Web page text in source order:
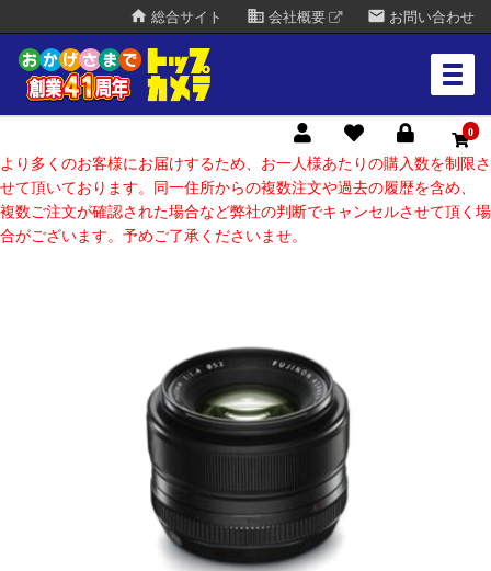
home 総合サイト business 会社概要 mail お問い合わせ
0
より多くのお客様にお届けするため、お一人様あたりの購入数を制限さ
せて頂いております。同一住所からの複数注文や過去の履歴を含め、
複数ご注文が確認された場合など弊社の判断でキャンセルさせて頂く場
合がございます。予めご了承くださいませ。